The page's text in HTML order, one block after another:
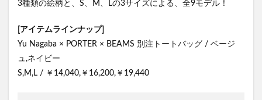
3種類の絵柄と、S、M、Lの3サイズによる、全9モデル！
[アイテムラインナップ]
Yu Nagaba × PORTER × BEAMS 別注トートバッグ / ベージ
ュ,ネイビー
S,M,L / ￥14,040,￥16,200,￥19,440